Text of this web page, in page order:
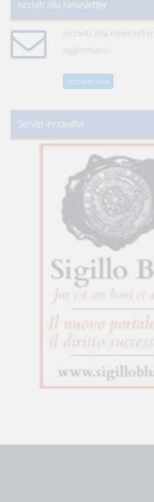
Iscriviti alla Newsletter
Iscriviti alla
aggiornato!
Iscriviti ora
Servizi innovativi